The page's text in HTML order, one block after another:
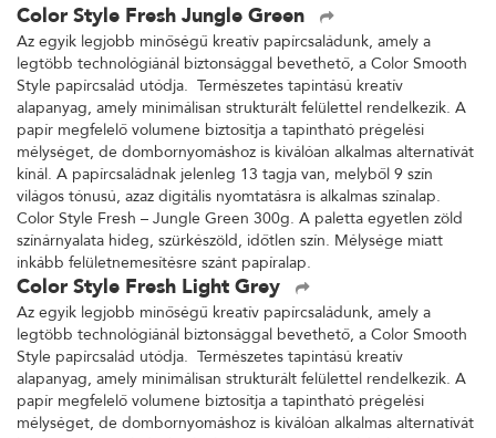
Color Style Fresh Jungle Green
Az egyik legjobb minőségű kreatív papírcsaládunk, amely a
legtöbb technológiánál biztonsággal bevethető, a Color Smooth
Style papírcsalád utódja. Természetes tapintású kreatív
alapanyag, amely minimálisan strukturált felülettel rendelkezik. A
papír megfelelő volumene biztosítja a tapintható prégelési
mélységet, de dombornyomáshoz is kiválóan alkalmas alternatívát
kínál. A papírcsaládnak jelenleg 13 tagja van, melyből 9 szín
világos tónusú, azaz digitális nyomtatásra is alkalmas színalap.
Color Style Fresh – Jungle Green 300g. A paletta egyetlen zöld
színárnyalata hideg, szürkészöld, időtlen szín. Mélysége miatt
inkább felületnemesítésre szánt papíralap.
Color Style Fresh Light Grey
Az egyik legjobb minőségű kreatív papírcsaládunk, amely a
legtöbb technológiánál biztonsággal bevethető, a Color Smooth
Style papírcsalád utódja. Természetes tapintású kreatív
alapanyag, amely minimálisan strukturált felülettel rendelkezik. A
papír megfelelő volumene biztosítja a tapintható prégelési
mélységet, de dombornyomáshoz is kiválóan alkalmas alternatívát